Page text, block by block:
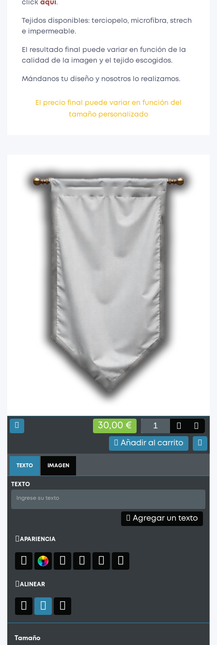
click aquí.
Tejidos disponibles: terciopelo, microfibra, strech
e impermeable.
El resultado final puede variar en función de la
calidad de la imagen y el tejido escogidos.
Mándanos tu diseño y nosotros lo realizamos.
El precio final puede variar en función del
tamaño personalizado
TEXTO IMAGEN
TEXTO
Agregar un texto
APARIENCIA
ALINEAR
Tamaño
30,00 €
Añadir al carrito